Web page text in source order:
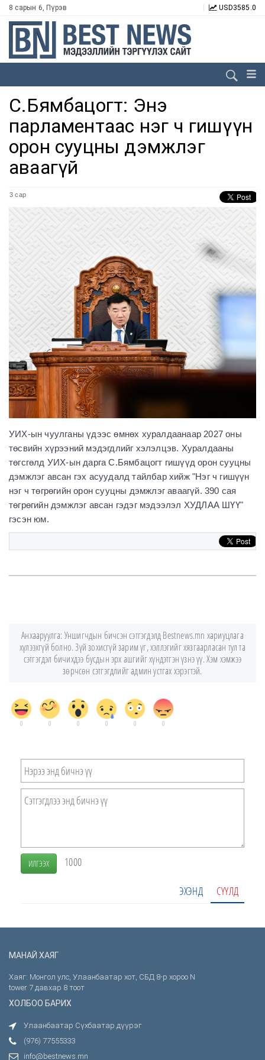
8 сарын 6, Пүрэв USD3585.0
С.Бямбацогт: Энэ
парламентаас нэг ч гишүүн
орон сууцны дэмжлэг
аваагүй
3 сар
УИХ-ын чуулганы үдээс өмнөх хуралдаанаар 2027 оны
төсвийн хүрээний мэдэгдлийг хэлэлцэв. Хуралдааны
төгсгөлд УИХ-ын дарга С.Бямбацогт гишүүд орон сууцны
дэмжлэг авсан гэх асуудалд тайлбар хийж "Нэг ч гишүүн
нэг ч төгрөгийн орон сууцны дэмжлэг аваагүй. 390 сая
төгрөгийн дэмжлэг авсан гэдэг мэдээлэл ХУДЛАА ШҮҮ"
гэсэн юм.
Анхааруулга: Уншигчдын бичсэн сэтгэгдэлд Bestnews.mn хариуцлага
хүлээхгүй болно. Зүй зохисгүй зарим үг, хэллэгийг хязгаарласан тул та
сэтгэгдэл бичихдээ бусдын эрх ашгийг хүндэтгэн үзнэ үү. Хэм хэмжээ
зөрчсөн сэтгэгдлийг админ устгах хэрэгтэй.
0 0 0 0 0 0
ИЛГЭЭХ 1000
ЭХЭНД СҮҮЛД
МАНАЙ ХАЯГ
Хаяг: Монгол улс, Улаанбаатар хот, СБД 8-р хороо N
tower 7 давхар 8 тоот
ХОЛБОО БАРИХ
Улаанбаатар Сүхбаатар дүүрэг
(976) 77555333
info@bestnews.mn